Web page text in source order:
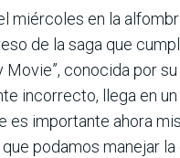
miércoles en la
de la saga que
Movie”, conocida por
incorrecto, llega en un
es importante ahora
podamos manejar